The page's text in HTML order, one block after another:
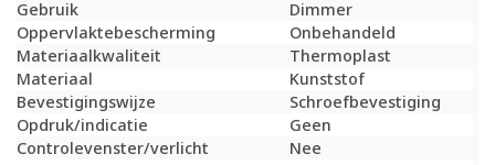
Gebruik
Dimmer
Oppervlaktebescherming
Onbehandeld
Materiaalkwaliteit
Thermoplast
Materiaal
Kunststof
Bevestigingswijze
Schroefbevestiging
Opdruk/indicatie
Geen
Controlevenster/verlicht
Nee